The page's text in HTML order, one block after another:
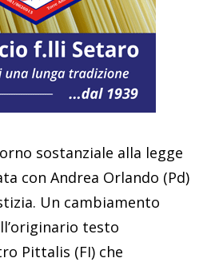
sostanziale alla legge
con Andrea Orlando (Pd)
Un cambiamento
testo
Pittalis (FI) che